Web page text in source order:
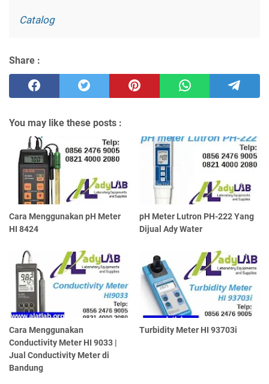
Catalog
Share :
You may like these posts :
Cara Menggunakan pH Meter
HI 8424
pH Meter Lutron PH-222 Yang
Dijual Ady Water
Cara Menggunakan
Conductivity Meter HI 9033 |
Jual Conductivity Meter di
Bandung
Turbidity Meter HI 93703i